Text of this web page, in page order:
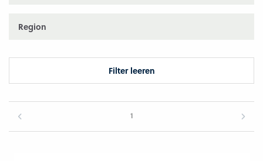
Region
Filter leeren
1